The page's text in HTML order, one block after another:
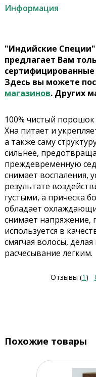
Информация
"Индийские
предлагает Вам
Здесь вы можете
магазинов. Других
100% чистый порошок
Хна питает и
а также саму
сильнее,
преждевременную
снимает воспаления,
результате
густыми, а прическа
обладает
снимает напряжение,
используется в
смягчая волосы,
расчесывание легким.
Отзывы (1 )
Похожие товары